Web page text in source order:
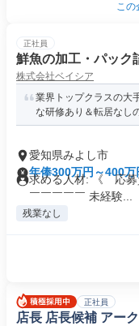
この
正社員
鮮魚の加工・パック
株式会社ベイシア
業界トップクラスの大
な研修あり＆転居なし
愛知県みよし市
年俸300万円～400万
求める人材: 《 応募
￣￣￣￣￣ 未経験...
残業なし
正社員
店長 店長候補 アー